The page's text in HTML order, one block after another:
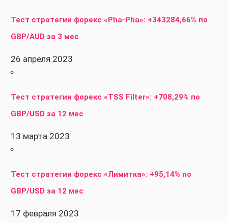
Тест стратегии форекс «Pha-Pha»: +343284,66% по
GBP/AUD за 3 мес
26 апреля 2023
Тест стратегии форекс «TSS Filter»: +708,29% по
GBP/USD за 12 мес
13 марта 2023
Тест стратегии форекс «Лимитка»: +95,14% по
GBP/USD за 12 мес
17 февраля 2023